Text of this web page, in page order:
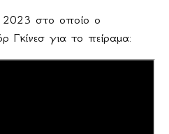
2023 στο οποίο ο
Γκίνεσ για το πείραμα: